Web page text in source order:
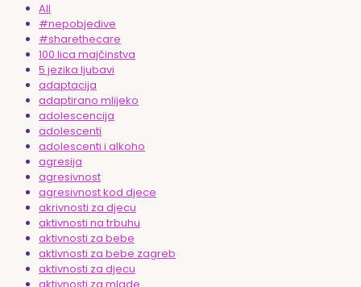
All
#nepobjedive
#sharethecare
100 lica majčinstva
5 jezika ljubavi
adaptacija
adaptirano mlijeko
adolescencija
adolescenti
adolescenti i alkoho
agresija
agresivnost
agresivnost kod djece
akrivnosti za djecu
aktivnosti na trbuhu
aktivnosti za bebe
aktivnosti za bebe zagreb
aktivnosti za djecu